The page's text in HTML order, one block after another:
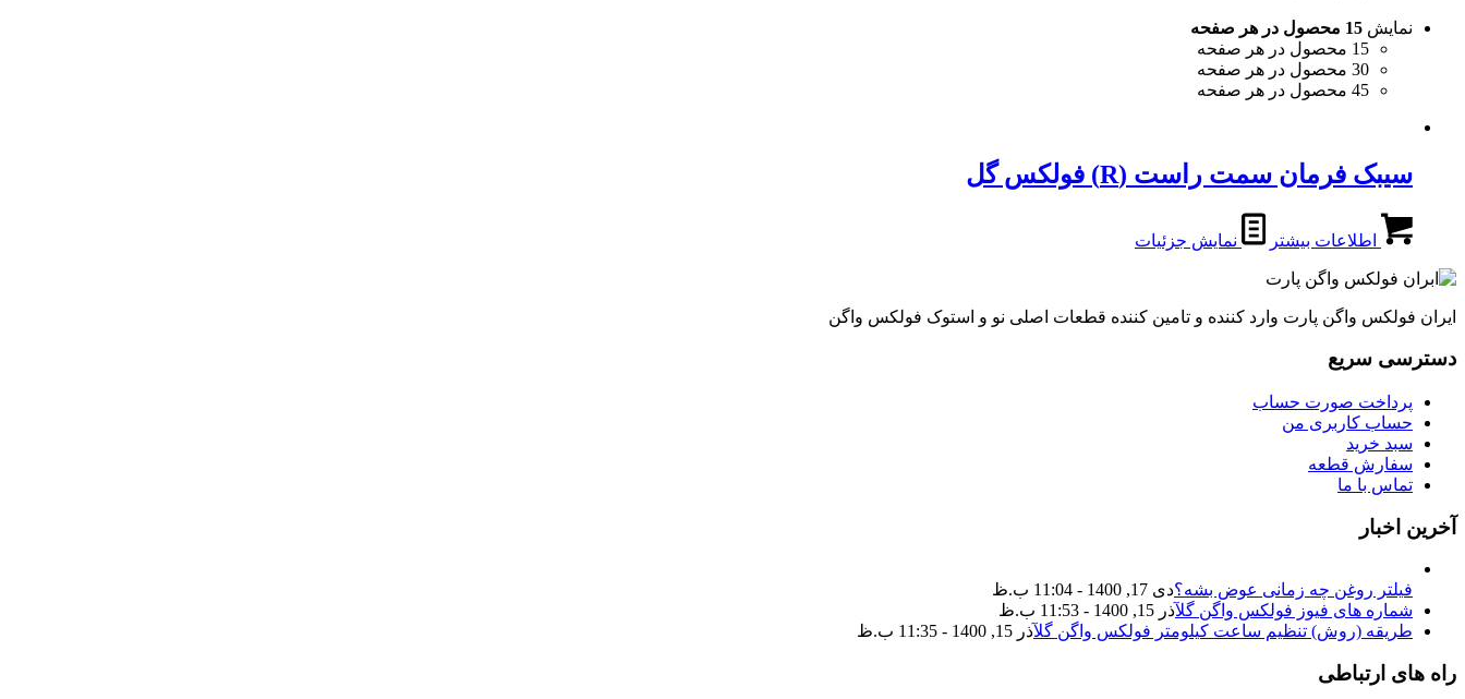
نمایش 15 محصول در هر صفحه
15 محصول در هر صفحه
30 محصول در هر صفحه
45 محصول در هر صفحه
سیبک فرمان سمت راست (R) فولکس گل
اطلاعات بیشتر نمایش جزئیات
ایران فولکس واگن پارت وارد کننده و تامین کننده قطعات اصلی نو و استوک فولکس واگن
دسترسی سریع
پرداخت صورت حساب
حساب کاربری من
سبد خرید
سفارش قطعه
تماس با ما
آخرین اخبار
فیلتر روغن چه زمانی عوض بشه؟دی 17, 1400 - 11:04 ب.ظ
شماره های فیوز فولکس واگن گلآذر 15, 1400 - 11:53 ب.ظ
طریقه (روش) تنظیم ساعت کیلومتر فولکس واگن گلآذر 15, 1400 - 11:35 ب.ظ
راه های ارتباطی